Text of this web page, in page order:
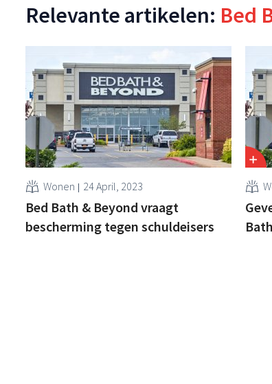
Relevante artikelen: Bed
Wonen 24 April, 2023
Bed Bath & Beyond vraagt
bescherming tegen schuldeisers